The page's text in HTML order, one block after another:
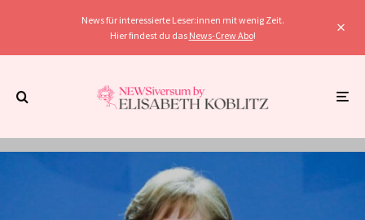
News für interessierte Leser:innen mit wenig Zeit.
Hier findest du das News-Crew Abo!